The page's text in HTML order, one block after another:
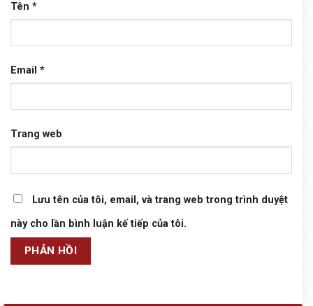
Tên *
Email *
Trang web
Lưu tên của tôi, email, và trang web trong trình duyệt
này cho lần bình luận kế tiếp của tôi.